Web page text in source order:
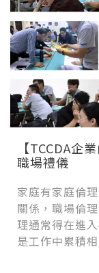
【TCCDA企
職場禮儀
家庭有家庭倫
關係，職場倫
理通常得在進
是工作中累積